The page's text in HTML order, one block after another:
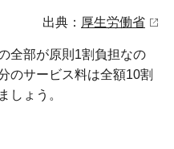
出典： 厚生労働省
全部が原則1割負担なの
のサービス料は全額10割
しょう。